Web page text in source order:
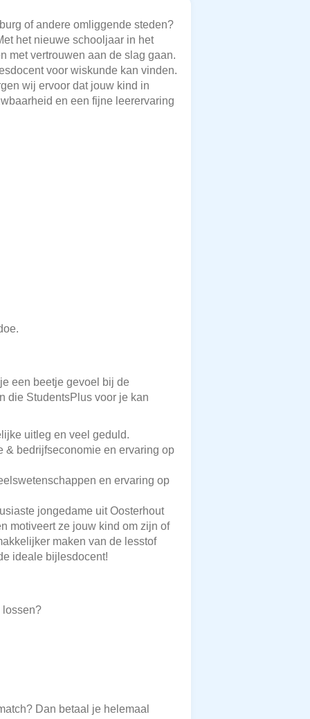
of andere omliggende steden?
het nieuwe schooljaar in het
met vertrouwen aan de slag gaan.
voor wiskunde kan vinden.
wij ervoor dat jouw kind in
en een fijne leerervaring
een beetje gevoel bij de
die StudentsPlus voor je kan
uitleg en veel geduld.
& bedrijfseconomie en ervaring op
en ervaring op
jongedame uit Oosterhout
motiveert ze jouw kind om zijn of
maken van de lesstof
ideale bijlesdocent!
lossen?
Dan betaal je helemaal